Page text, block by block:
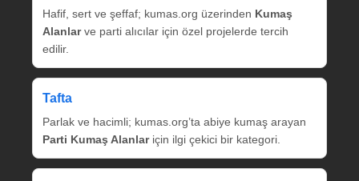
Hafif, sert ve şeffaf; kumas.org üzerinden Kumaş
Alanlarve parti alıcılar için özel projelerde tercih
edilir.
Tafta
Parlak ve hacimli; kumas.org’ta abiye kumaş arayan
Parti Kumaş Alanlariçin ilgi çekici bir kategori.